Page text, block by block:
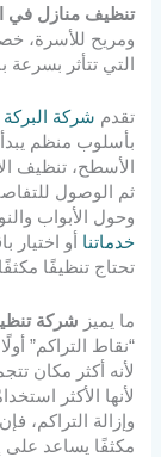
تنظيف منازل في
ومريح للأسرة،
التي تتأثر بسرعة
تقدم شركة
بأسلوب منظم يبدأ
الأسطح، تنظيف
ثم الوصول
وحول الأبواب
خدماتنا أو
تحتاج تنظيفًا
ما يميز شركة
“نقاط التراكم”
لأنه أكثر مكان
لأنها الأكثر
وإزالة التراكم،
مكثفًا يساعد على